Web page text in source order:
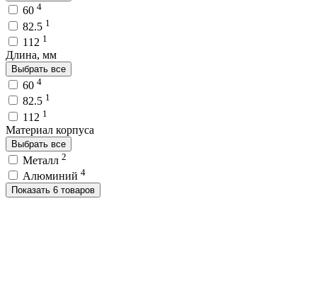
60 4
82.5 1
112 1
Длина, мм
Выбрать все
60 4
82.5 1
112 1
Материал корпуса
Выбрать все
Металл 2
Алюминий 4
Показать 6 товаров